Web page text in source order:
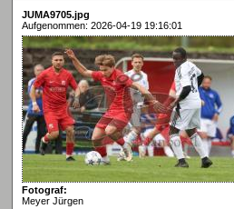
JUMA9705.jpg
Aufgenommen: 2026-04-19 19:16:01
Fotograf:
Meyer Jürgen